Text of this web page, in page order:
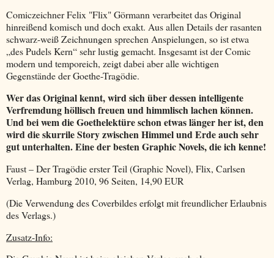
Comiczeichner Felix "Flix" Görmann verarbeitet das Original
hinreißend komisch und doch exakt. Aus allen Details der rasanten
schwarz-weiß Zeichnungen sprechen Anspielungen, so ist etwa
„des Pudels Kern“ sehr lustig gemacht. Insgesamt ist der Comic
modern und temporeich, zeigt dabei aber alle wichtigen
Gegenstände der Goethe-Tragödie.
Wer das Original kennt, wird sich über dessen intelligente
Verfremdung höllisch freuen und himmlisch lachen können.
Und bei wem die Goethelektüre schon etwas länger her ist, den
wird die skurrile Story zwischen Himmel und Erde auch sehr
gut unterhalten. Eine der besten Graphic Novels, die ich kenne!
Faust – Der Tragödie erster Teil (Graphic Novel), Flix, Carlsen
Verlag, Hamburg 2010, 96 Seiten, 14,90 EUR
(Die Verwendung des Coverbildes erfolgt mit freundlicher Erlaubnis
des Verlags.)
Zusatz-Info: